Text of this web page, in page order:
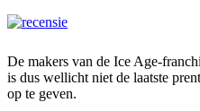
De makers van de Ice Age-
is dus wellicht niet de laatste
op te geven.